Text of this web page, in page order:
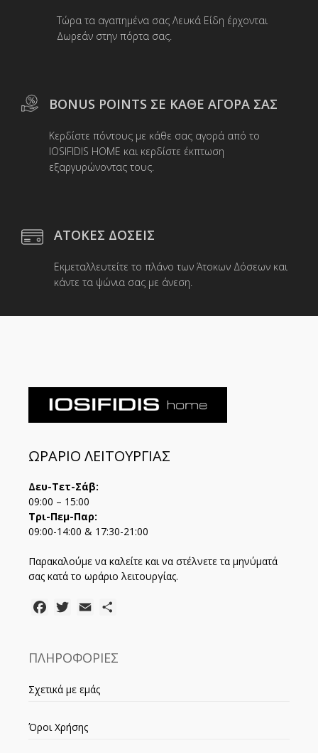
Τώρα τα αγαπημένα σας Λευκά Είδη έρχονται
Δωρεάν στην πόρτα σας.
BONUS POINTS ΣΕ ΚΑΘΕ ΑΓΟΡΑ ΣΑΣ
Κερδίστε πόντους με κάθε σας αγορά από το
IOSIFIDIS HOME και κερδίστε έκπτωση
εξαργυρώνοντας τους.
ΑΤΟΚΕΣ ΔΟΣΕΙΣ
Εκμεταλλευτείτε το πλάνο των Άτοκων Δόσεων και
κάντε τα ψώνια σας με άνεση.
ΩΡΑΡΙΟ ΛΕΙΤΟΥΡΓΙΑΣ
Δευ-Τετ-Σάβ:
09:00 – 15:00
Τρι-Πεμ-Παρ:
09:00-14:00 & 17:30-21:00
Παρακαλούμε να καλείτε και να στέλνετε τα μηνύματά
σας κατά το ωράριο λειτουργίας.
FacebookTwitter
Email
ΠΛΗΡΟΦΟΡΙΕΣ
Σχετικά με εμάς
Όροι Χρήσης